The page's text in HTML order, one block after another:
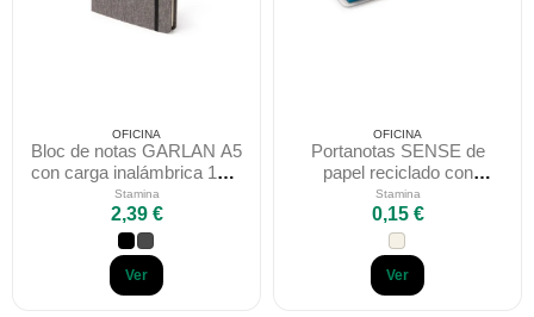
OFICINA
Bloc de notas GARLAN A5
con carga inalámbrica 15W
en RPET
Stamina
2,39 €
Ver
OFICINA
Portanotas SENSE de
papel reciclado con
semillas plantable
Stamina
0,15 €
Ver